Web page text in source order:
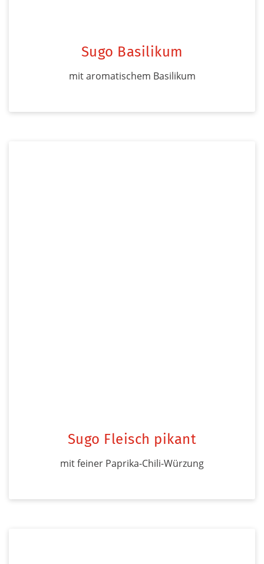
Sugo Basilikum
mit aromatischem Basilikum
Sugo Fleisch pikant
mit feiner Paprika-Chili-Würzung